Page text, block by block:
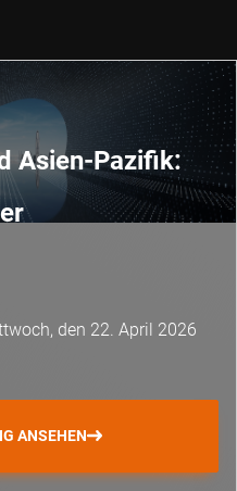
Asien-Pazifik:
den 22. April 2026
ANSEHEN